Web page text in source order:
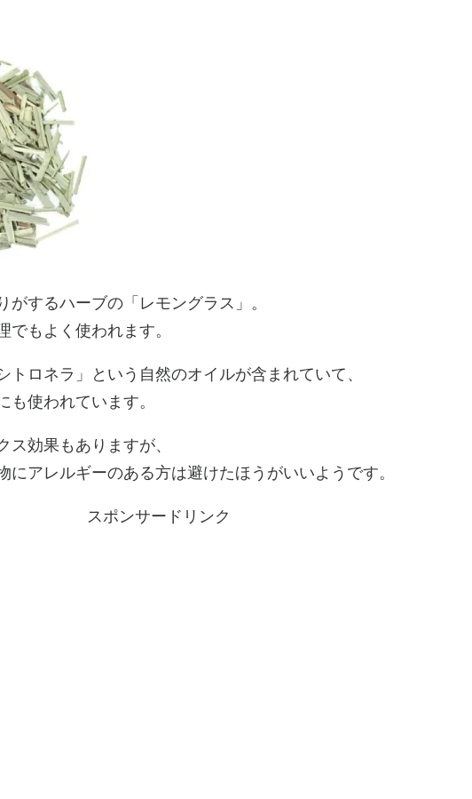
がするハーブの「レモングラス」。
でもよく使われます。
トロネラ」という自然のオイルが含まれていて、
も使われています。
ス効果もありますが、
にアレルギーのある方は避けたほうがいいようです。
スポンサードリンク